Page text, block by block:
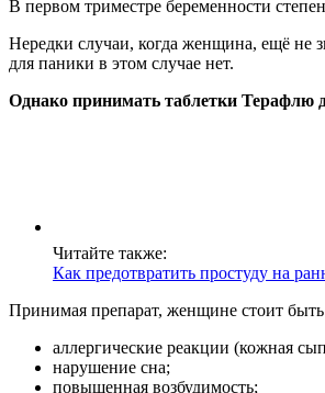
В первом триместре беременности
Нередки случаи, когда женщина, ещё не
для паники в этом случае нет.
Однако принимать таблетки Терафлю
Читайте также:
Как предотвратить простуду на
Принимая препарат, женщине стоит
аллергические реакции (кожная
нарушение сна;
повышенная возбудимость;